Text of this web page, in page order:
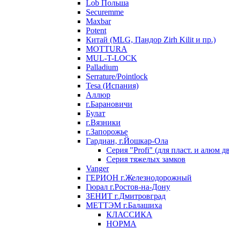
Lob Польша
Securemme
Maxbar
Potent
Китай (MLG, Пандор Zirh Kilit и пр.)
MOTTURA
MUL-T-LOCK
Palladium
Serrature/Pointlock
Tesa (Испания)
Аллюр
г.Барановичи
Булат
г.Вязники
г.Запорожье
Гардиан, г.Йошкар-Ола
Серия "Profi" (для пласт. и алюм
Серия тяжелых замков
Vanger
ГЕРИОН г.Железнодорожный
Гюрал г.Ростов-на-Дону
ЗЕНИТ г.Дмитровград
МЕТТЭМ г.Балашиха
КЛАССИКА
НОРМА